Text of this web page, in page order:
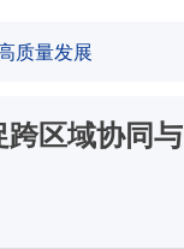
质量发展
跨区域协同与